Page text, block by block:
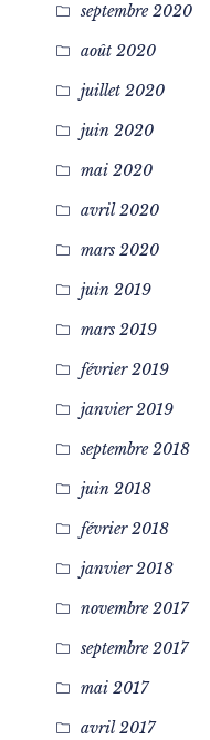
septembre 2020
août 2020
juillet 2020
juin 2020
mai 2020
avril 2020
mars 2020
juin 2019
mars 2019
février 2019
janvier 2019
septembre 2018
juin 2018
février 2018
janvier 2018
novembre 2017
septembre 2017
mai 2017
avril 2017